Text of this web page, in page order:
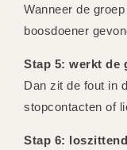
Wanneer de
boosdoener
Stap 5: werkt de
Dan zit de fout in
stopcontacten of
Stap 6: